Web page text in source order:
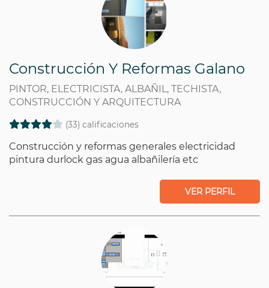
Construcción Y Reformas Galano
PINTOR, ELECTRICISTA, ALBAÑIL, TECHISTA,
CONSTRUCCIÓN Y ARQUITECTURA
(33) calificaciones
Construcción y reformas generales electricidad
pintura durlock gas agua albañilería etc
VER PERFIL